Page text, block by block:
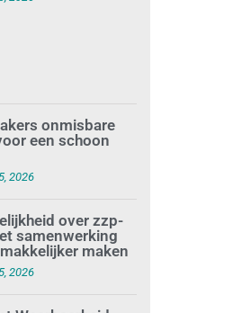
onmisbare
een schoon
2026
over zzp-
samenwerking
maken
2026